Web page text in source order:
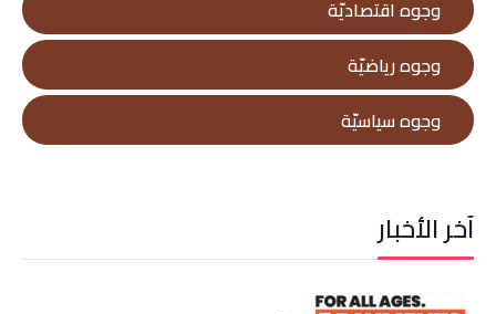
وجوه اقتصاديّة
وجوه رياضيّة
وجوه سياسيّة
آخر الأخبار